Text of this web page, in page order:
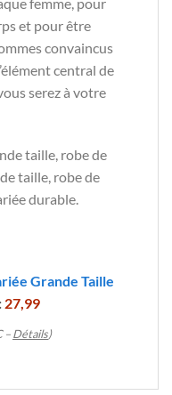
et pour être
convaincus
central de
serez à votre
taille, robe de
taille, robe de
durable.
Grande Taille
27,99
–Détails)